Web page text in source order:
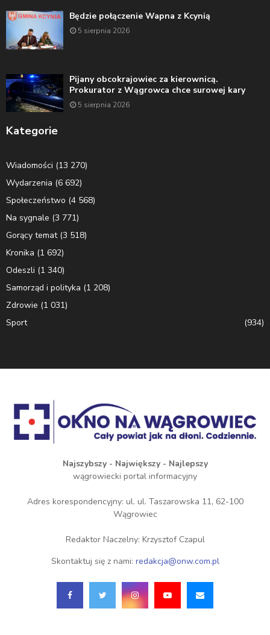
Będzie połączenie Wapna z Kcynią
5 sierpnia 2026
Pijany obcokrajowiec za kierownicą.
Prokurator z Wągrowca chce surowej kary
5 sierpnia 2026
Kategorie
Wiadomości (13 270)
Wydarzenia (6 692)
Społeczeństwo (4 568)
Na sygnale (3 771)
Gorący temat(3 518)
Kronika (1 692)
Odeszli (1 340)
Samorząd i polityka (1 208)
Zdrowie (1 031)
Sport
(934)
Najszybszy - Największy - Najlepszy
wągrowiecki portal informacyjny
Adres korespondencyjny: ul. ul. Taszarowska 11, 62-100
Wągrowiec
Redaktor Naczelny: Krzysztof Czapul
Skontaktuj się z nami: redakcja@onw.com.pl